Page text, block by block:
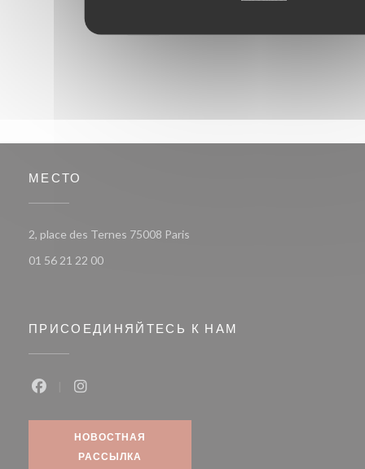
МЕСТО
2, place des Ternes 75008 Paris
01 56 21 22 00
ПРИСОЕДИНЯЙТЕСЬ К НАМ
НОВОСТНАЯ
РАССЫЛКА